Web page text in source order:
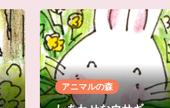
アニマルの森